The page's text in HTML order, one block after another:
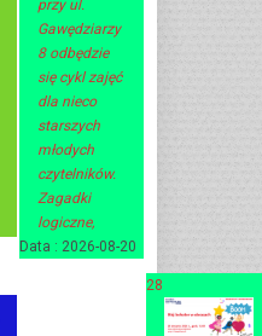
przy ul.
Gawędziarzy
8 odbędzie
się cykl zajęć
dla nieco
starszych
młodych
czytelników.
Zagadki
logiczne,
Data : 2026-08-20
28